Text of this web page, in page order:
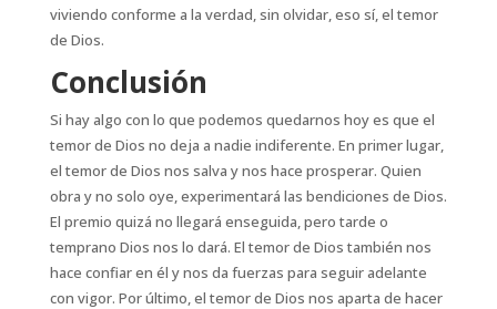
viviendo conforme a la verdad, sin olvidar, eso sí, el temor
de Dios.
Conclusión
Si hay algo con lo que podemos quedarnos hoy es que el
temor de Dios no deja a nadie indiferente. En primer lugar,
el temor de Dios nos salva y nos hace prosperar. Quien
obra y no solo oye, experimentará las bendiciones de Dios.
El premio quizá no llegará enseguida, pero tarde o
temprano Dios nos lo dará. El temor de Dios también nos
hace confiar en él y nos da fuerzas para seguir adelante
con vigor. Por último, el temor de Dios nos aparta de hacer